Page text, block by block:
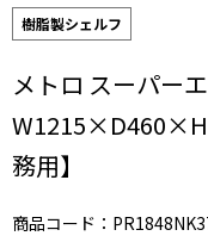
樹脂製シェルフ
メトロ スーパー
務用】
商品コード：